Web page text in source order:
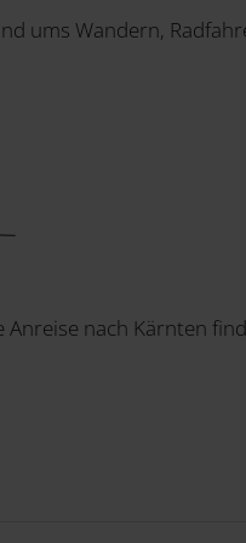
ums Wandern,
nach Kärnten